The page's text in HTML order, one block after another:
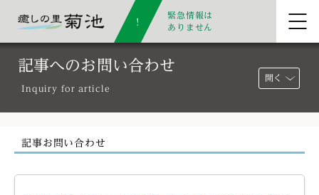
緊急情報は
ありません
記事へのお問い合わせ
Inquiry for article
開く
記事お問い合わせ